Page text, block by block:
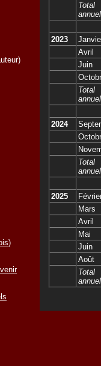
Total
annuel
2023
Avril
Juin
Total
annuel
2024
Total
annuel
2025
Mars
Avril
Mai
Juin
Août
Total
annuel